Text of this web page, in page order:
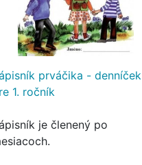
prváčika - denníček
1. ročník
je členený po